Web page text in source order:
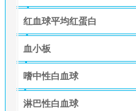
红血球平均红蛋白
血小板
嗜中性白血球
淋巴性白血球